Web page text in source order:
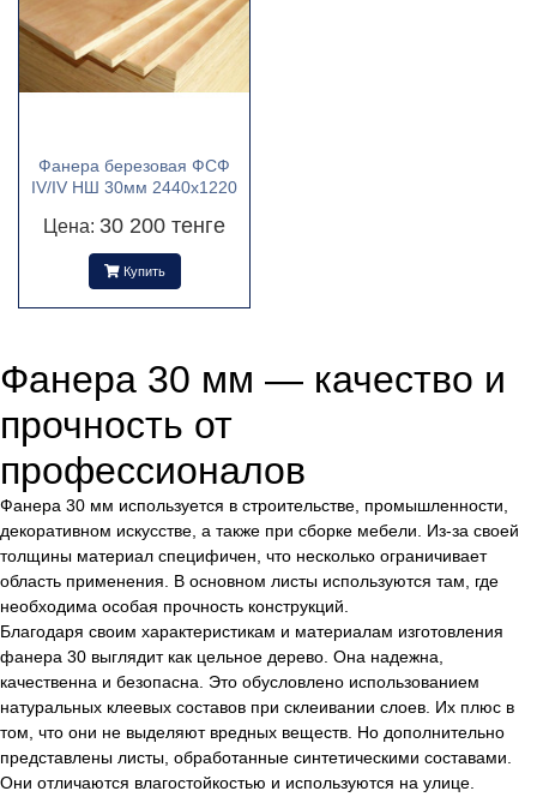
2440х1220
Тонкая(1)
ПРОИЗВОД
ИТЕЛЬ
Россия(1)
Фанера березовая ФСФ
IV/IV НШ 30мм 2440х1220
Цена: 30 200 тенге
Купить
Фанера 30 мм — качество и
прочность от
профессионалов
Фанера 30 мм используется в строительстве, промышленности,
декоративном искусстве, а также при сборке мебели. Из-за своей
толщины материал специфичен, что несколько ограничивает
область применения. В основном листы используются там, где
необходима особая прочность конструкций.
Благодаря своим характеристикам и материалам изготовления
фанера 30 выглядит как цельное дерево. Она надежна,
качественна и безопасна. Это обусловлено использованием
натуральных клеевых составов при склеивании слоев. Их плюс в
том, что они не выделяют вредных веществ. Но дополнительно
представлены листы, обработанные синтетическими составами.
Они отличаются влагостойкостью и используются на улице.